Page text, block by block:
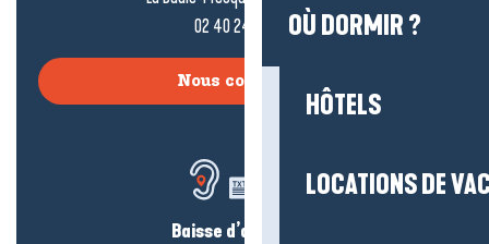
OÙ DORMIR ?
HÔTELS
LOCATIONS DE
02 40 24 34 44
Nous contacter
Baisse d’audition ?